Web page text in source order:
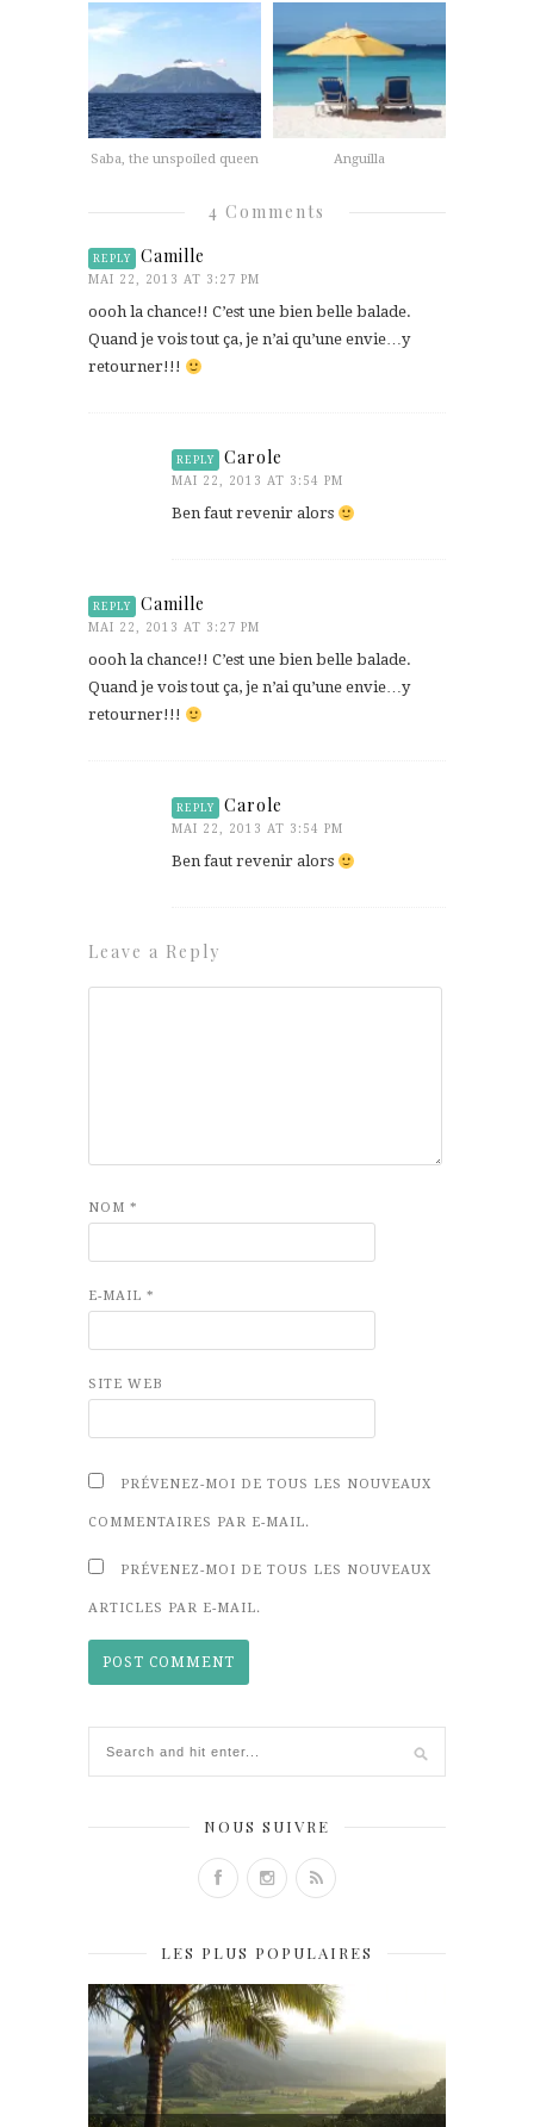
Saba, the unspoiled queen Anguilla
4 Comments
REPLY Camille
MAI 22, 2013 AT 3:27 PM
oooh la chance!! C’est une bien belle balade.
Quand je vois tout ça, je n’ai qu’une envie…y
retourner!!!
REPLY Carole
MAI 22, 2013 AT 3:54 PM
Ben faut revenir alors
REPLY Camille
MAI 22, 2013 AT 3:27 PM
oooh la chance!! C’est une bien belle balade.
Quand je vois tout ça, je n’ai qu’une envie…y
retourner!!!
REPLY Carole
MAI 22, 2013 AT 3:54 PM
Ben faut revenir alors
Leave a Reply
NOM *
E-MAIL *
SITE WEB
PRÉVENEZ-MOI DE TOUS LES NOUVEAUX
COMMENTAIRES PAR E-MAIL.
PRÉVENEZ-MOI DE TOUS LES NOUVEAUX
ARTICLES PAR E-MAIL.
NOUS SUIVRE
LES PLUS POPULAIRES